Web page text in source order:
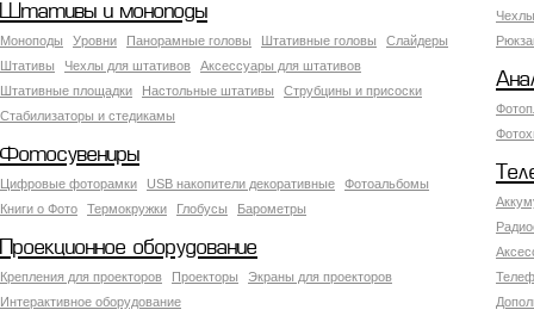
Штативы и моноподы
Моноподы Уровни Панорамные головы Штативные головы
Слайдеры
Штативы
Чехлы для штативов
Аксессуары для штативов
Штативные площадки
Настольные штативы
Струбцины и присоски
Стабилизаторы и стедикамы
Фотосувениры
Цифровые фоторамки USB накопители декоративные
Фотоальбомы
Книги о Фото
Термокружки Глобусы Барометры
Проекционное оборудование
Крепления для проекторов Проекторы
Экраны для проекторов
Интерактивное оборудование